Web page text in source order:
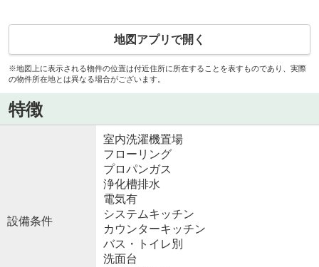
地図アプリで開く
※地図上に表示される物件の位置は付近住所に所在することを表すものであり、実際
の物件所在地とは異なる場合がございます。
特徴
設備条件
室内洗濯機置場
フローリング
プロパンガス
浄化槽排水
電気有
システムキッチン
カウンターキッチン
バス・トイレ別
洗面台